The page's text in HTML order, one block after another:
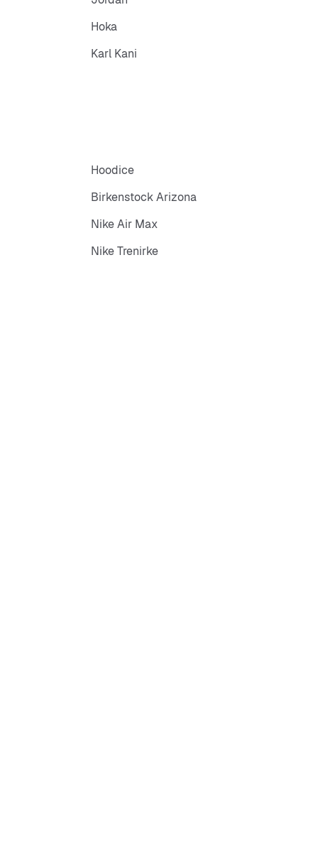
Hoka
Karl Kani
Hoodice
Birkenstock Arizona
Nike Air Max
Nike Trenirke